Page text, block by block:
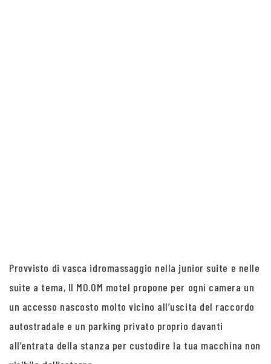
Provvisto di vasca idromassaggio nella junior suite e nelle
suite a tema, Il MO.OM motel propone per ogni camera un
un accesso nascosto molto vicino all’uscita del raccordo
autostradale e un parking privato proprio davanti
all’entrata della stanza per custodire la tua macchina non